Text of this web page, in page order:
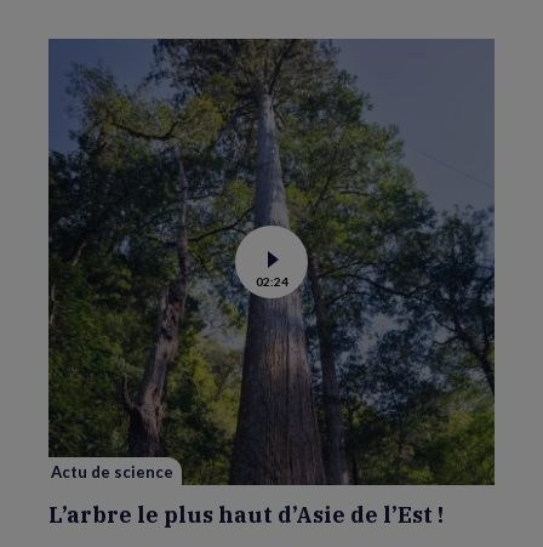
Voir
la
vidéo
de
L’arbre
le
plus
haut
d’Asie
02:24
Actu de science
L’arbre le plus haut d’Asie de l’Est !